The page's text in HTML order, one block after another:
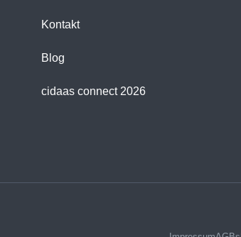
Kontakt
Blog
cidaas connect 2026